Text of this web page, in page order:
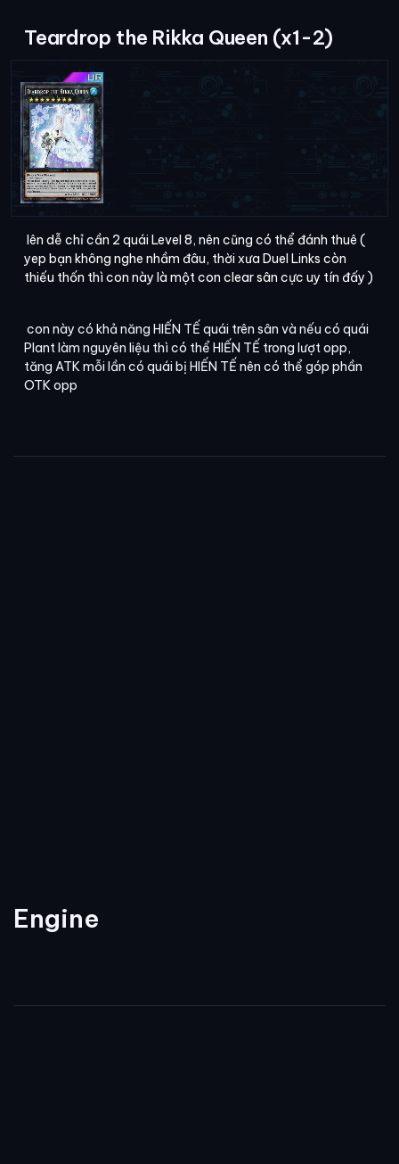
Teardrop the Rikka Queen (x1-2)
lên dễ chỉ cần 2 quái Level 8, nên cũng có thể đánh thuê (
yep bạn không nghe nhầm đâu, thời xưa Duel Links còn
thiếu thốn thì con này là một con clear sân cực uy tín đấy )
con này có khả năng HIẾN TẾ quái trên sân và nếu có quái
Plant làm nguyên liệu thì có thể HIẾN TẾ trong lượt opp,
tăng ATK mỗi lần có quái bị HIẾN TẾ nên có thể góp phần
OTK opp
Engine